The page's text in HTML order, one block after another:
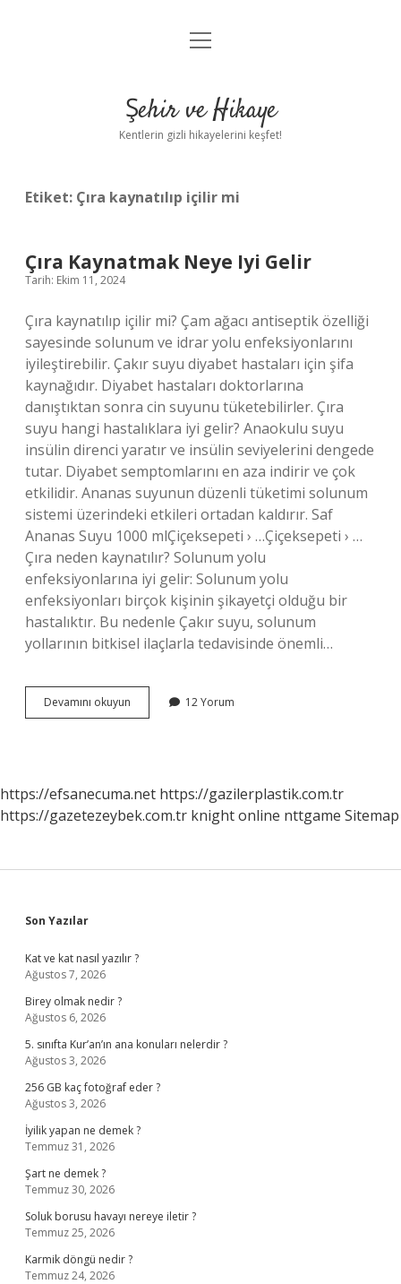
Anasayfa
Yasal Uyarı
menüyü
Şehir ve Hikaye
Kentlerin gizli hikayelerini keşfet!
Etiket: Çıra kaynatılıp içilir mi
Çıra Kaynatmak Neye Iyi Gelir
Tarih: Ekim 11, 2024
Çıra kaynatılıp içilir mi? Çam ağacı antiseptik özelliği
sayesinde solunum ve idrar yolu enfeksiyonlarını
iyileştirebilir. Çakır suyu diyabet hastaları için şifa
kaynağıdır. Diyabet hastaları doktorlarına
danıştıktan sonra cin suyunu tüketebilirler. Çıra
suyu hangi hastalıklara iyi gelir? Anaokulu suyu
insülin direnci yaratır ve insülin seviyelerini dengede
tutar. Diyabet semptomlarını en aza indirir ve çok
etkilidir. Ananas suyunun düzenli tüketimi solunum
sistemi üzerindeki etkileri ortadan kaldırır. Saf
Ananas Suyu 1000 mlÇiçeksepeti › …Çiçeksepeti › …
Çıra neden kaynatılır? Solunum yolu
enfeksiyonlarına iyi gelir: Solunum yolu
enfeksiyonları birçok kişinin şikayetçi olduğu bir
hastalıktır. Bu nedenle Çakır suyu, solunum
yollarının bitkisel ilaçlarla tedavisinde önemli…
Devamını okuyun
Kaynatmak
12 Yorum
https://efsanecuma.net https://gazilerplastik.com.tr
https://gazetezeybek.com.tr knight online nttgame Sitemap
Sidebar
Son Yazılar
Kat ve kat nasıl yazılır ?
Ağustos 7, 2026
Birey olmak nedir ?
Ağustos 6, 2026
5. sınıfta Kur’an’ın ana konuları nelerdir ?
Ağustos 3, 2026
256 GB kaç fotoğraf eder ?
Ağustos 3, 2026
İyilik yapan ne demek ?
Temmuz 31, 2026
Şart ne demek ?
Temmuz 30, 2026
Soluk borusu havayı nereye iletir ?
Temmuz 25, 2026
Karmik döngü nedir ?
Temmuz 24, 2026